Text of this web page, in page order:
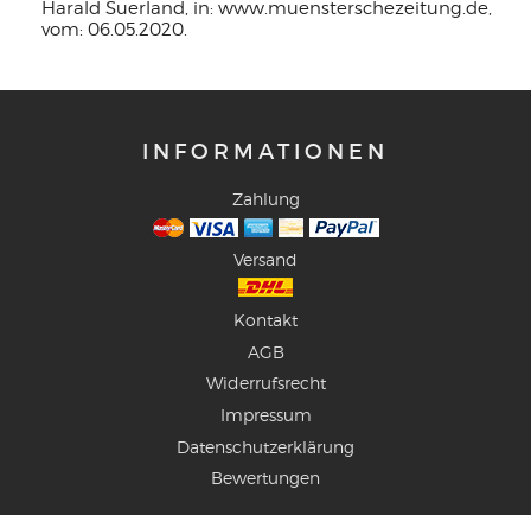
Harald Suerland, in: www.muensterschezeitung.de,
vom: 06.05.2020.
INFORMATIONEN
Zahlung
Versand
Kontakt
AGB
Widerrufsrecht
Impressum
Datenschutzerklärung
Bewertungen